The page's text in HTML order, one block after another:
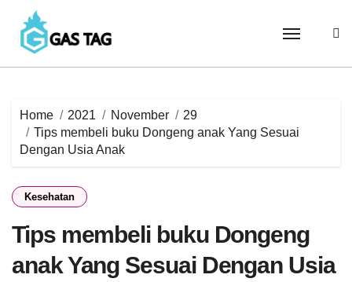
content
Home 2021 November
29
Tips membeli buku Dongeng anak Yang Sesuai
Dengan Usia Anak
Kesehatan
Tips membeli buku Dongeng
anak Yang Sesuai Dengan Usia